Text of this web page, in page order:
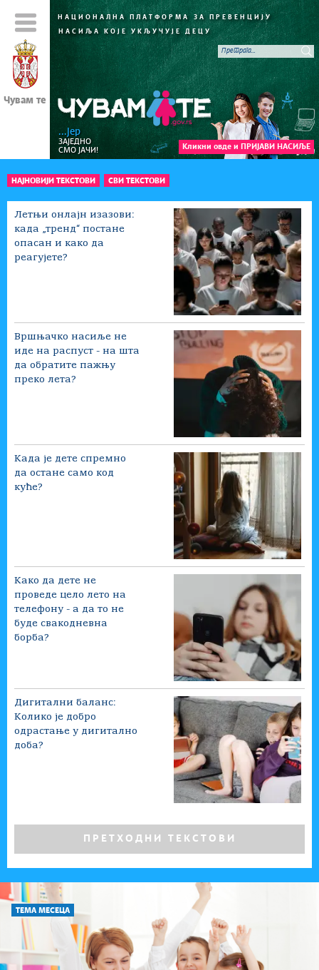
Чувам те
НАЦИОНАЛНА ПЛАТФОРМА ЗА ПРЕВЕНЦИЈУ
НАСИЉА КОЈЕ УКЉУЧУЈЕ ДЕЦУ
...јер
ЗАЈЕДНО
СМО ЈАЧИ!
Кликни овде и ПРИЈАВИ НАСИЉЕ
НАЈНОВИЈИ ТЕКСТОВИ СВИ ТЕКСТОВИ
Летњи онлајн изазови:
када „тренд“ постане
опасан и како да
реагујете?
Вршњачко насиље не
иде на распуст - на шта
да обратите пажњу
преко лета?
Када је дете спремно
да остане само код
куће?
Како да дете не
проведе цело лето на
телефону - а да то не
буде свакодневна
борба?
Дигитални баланс:
Колико је добро
одрастање у дигитално
доба?
ПРЕТХОДНИ ТЕКСТОВИ
ТЕМА МЕСЕЦА